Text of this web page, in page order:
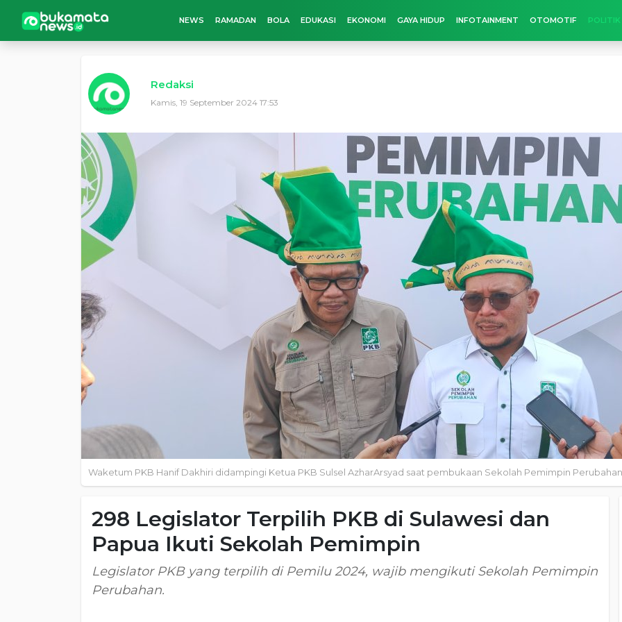
NEWS RAMADAN BOLA EDUKASI EKONOMI GAYA HIDUP INFOTAINMENT OTOMOTIF POLITIK
Redaksi
Kamis, 19 September 2024 17:53
Waketum PKB Hanif Dakhiri didampingi Ketua PKB Sulsel AzharArsyad saat pembukaan Sekolah Pemimpin
298 Legislator Terpilih PKB di Sulawesi dan
Papua Ikuti Sekolah Pemimpin
Legislator PKB yang terpilih di Pemilu 2024, wajib mengikuti Sekolah Pemimpin
Perubahan.